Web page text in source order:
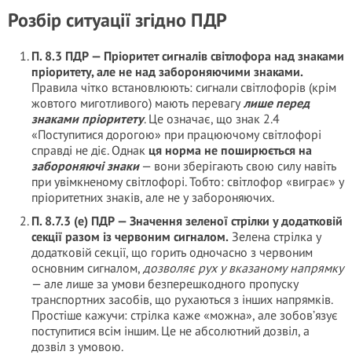
Розбір ситуації згідно ПДР
П. 8.3 ПДР — Пріоритет сигналів світлофора над знаками
пріоритету, але не над забороняючими знаками.
Правила чітко встановлюють: сигнали світлофорів (крім
жовтого миготливого) мають перевагулише перед
знаками пріоритету. Це означає, що знак 2.4
«Поступитися дорогою» при працюючому світлофорі
справді не діє. Однак ця норма не поширюється на
забороняючі знаки— вони зберігають свою силу навіть
при увімкненому світлофорі. Тобто: світлофор «виграє» у
пріоритетних знаків, але не у забороняючих.
П. 8.7.3 (е) ПДР — Значення зеленої стрілки у додатковій
секції разом із червоним сигналом. Зелена стрілка у
додатковій секції, що горить одночасно з червоним
основним сигналом, дозволяє рух у вказаному напрямку
— але лише за умови безперешкодного пропуску
транспортних засобів, що рухаються з інших напрямків.
Простіше кажучи: стрілка каже «можна», але зобов’язує
поступитися всім іншим. Це не абсолютний дозвіл, а
дозвіл з умовою.